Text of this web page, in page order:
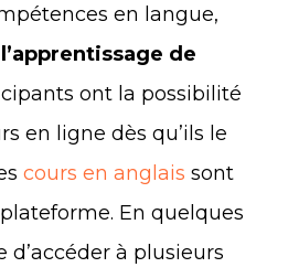
en langue,
l’apprentissage de
ont la possibilité
en ligne dès qu’ils le
cours en anglais sont
En quelques
d’accéder à plusieurs